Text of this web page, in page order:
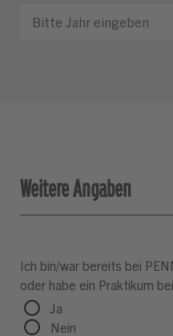
Weitere Angaben
Ich bin/war bereits bei
oder habe ein Praktikum
Ja
Nein